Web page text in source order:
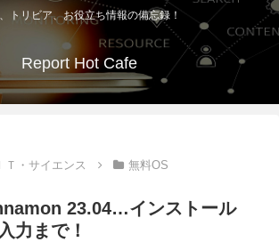
トリビア、お役立ち情報の備忘録！
Report Hot Cafe
ＩＴ・サイエンス 無料OS
23.04…インストール
力まで！